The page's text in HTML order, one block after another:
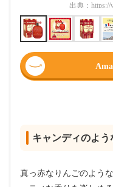
出典： https://
キャンディのよう
真っ赤なりんごのよう